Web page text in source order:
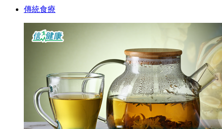
傳統食療